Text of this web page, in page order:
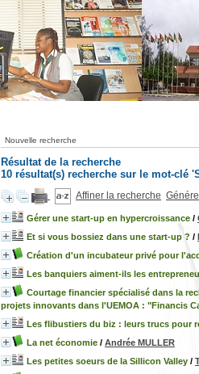
Nouvelle recherche
Résultat de la recherche
10 résultat(s) recherche sur le mot-clé
Affiner la recherche
Gérer une start-up en hypercroissance /
Et si vous bossiez dans une start-up ? /
Création d'un incubateur privé pour
Les banquiers aiment-ils les
Courtage financier spécialisé dans la
projets innovants dans l'UEMOA : "Financis
Les flibustiers du biz : leurs trucs pour
La net économie / Andrée MULLER
Les petites soeurs de la Sillicon Valley /